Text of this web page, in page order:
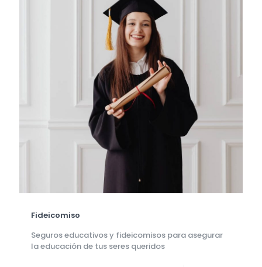
Fideicomiso
Seguros educativos y fideicomisos para asegurar
la educación de tus seres queridos